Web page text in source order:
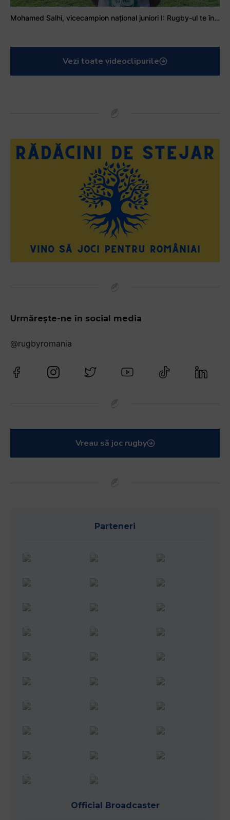
Mohamed Salhi, vicecampion național juniori I: Rugby-ul te învață să accepți și înfrângerile
Vezi toate videoclipurile
Urmărește-ne în social media
@rugbyromania
Vreau să joc rugby
Parteneri
Official Broadcaster